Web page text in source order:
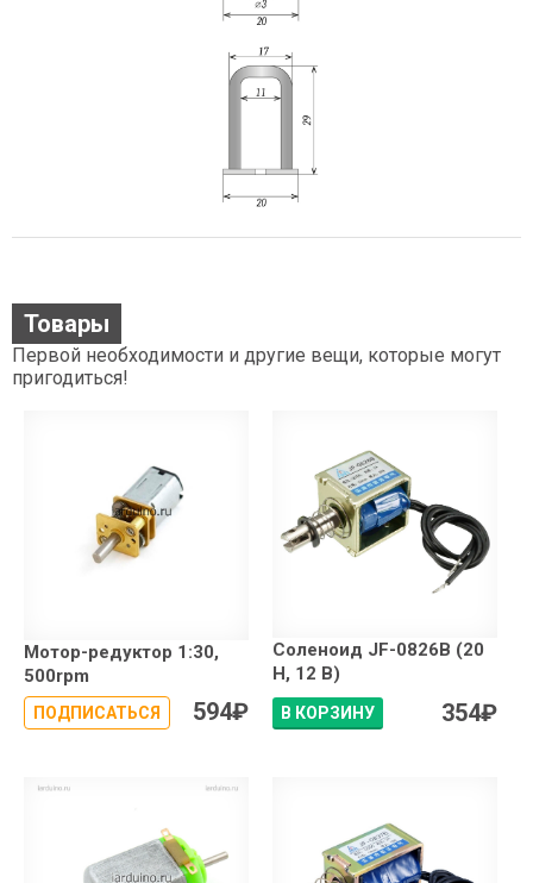
Товары
Первой необходимости и другие вещи, которые могут
пригодиться!
Мотор-редуктор 1:30,
500rpm
ПОДПИСАТЬСЯ 594₽
Соленоид JF-0826B (20
Н, 12 В)
В КОРЗИНУ 354₽